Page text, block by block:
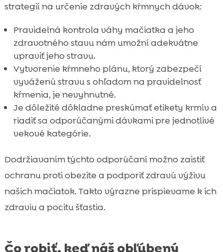
strategií na určenie zdravých kŕmnych dávok:
Pravidelná kontrola váhy mačiatka a jeho
zdravotného stavu nám umožní adekvátne
upraviť jeho stravu.
Vytvorenie kŕmneho plánu, ktorý zabezpečí
vyváženú stravu s ohľadom na pravidelnosť
kŕmenia, je nevyhnutné.
Je dôležité dôkladne preskúmať etikety krmív a
riadiť sa odporúčanými dávkami pre jednotlivé
vekové kategórie.
Dodržiavaním týchto odporúčaní možno zaistiť
ochranu proti obezite a podporiť zdravú výživu
našich mačiatok. Takto výrazne prispievame k ich
zdraviu a pocitu šťastia.
Čo robiť, keď náš obľúbený